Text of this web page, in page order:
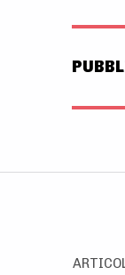
Skip back to
Navigazione articoli